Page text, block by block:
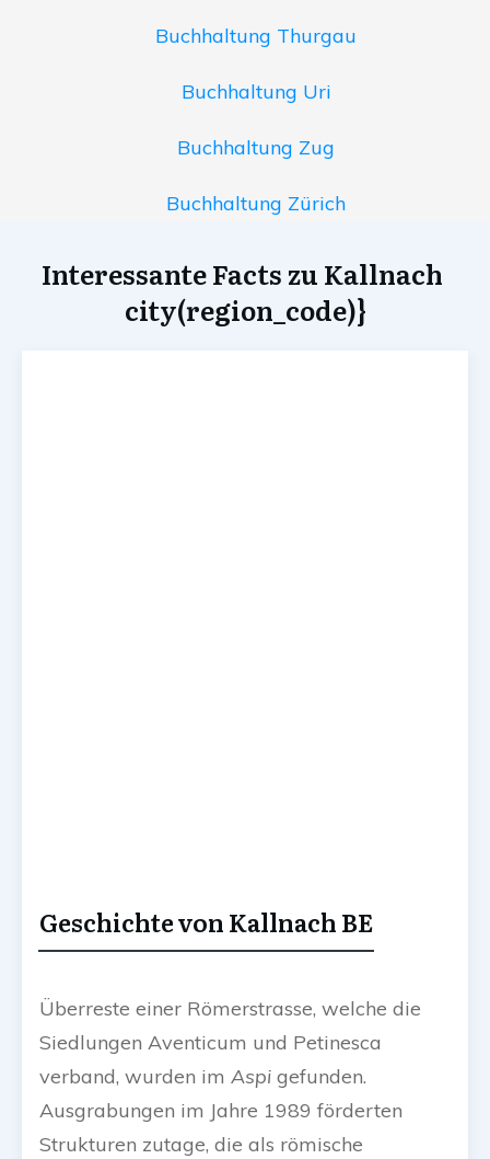
Buchhaltung Thurgau
Buchhaltung Uri
Buchhaltung Zug
Buchhaltung Zürich
Interessante Facts zu Kallnach
city(region_code)}
Geschichte von Kallnach BE
Überreste einer Römerstrasse, welche die
Siedlungen Aventicum und Petinesca
verband, wurden im Aspi gefunden.
Ausgrabungen im Jahre 1989 förderten
Strukturen zutage, die als römische